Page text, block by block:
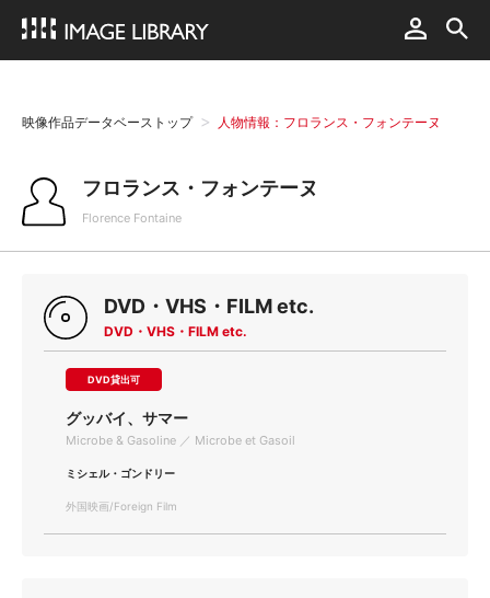
映像作品データベーストップ 人物情報：フロランス・フォンテーヌ
フロランス・フォンテーヌ
Florence Fontaine
DVD・VHS・FILM etc.
DVD・VHS・FILM etc.
DVD貸出可
グッバイ、サマー
Microbe & Gasoline ／ Microbe et Gasoil
ミシェル・ゴンドリー
外国映画/Foreign Film